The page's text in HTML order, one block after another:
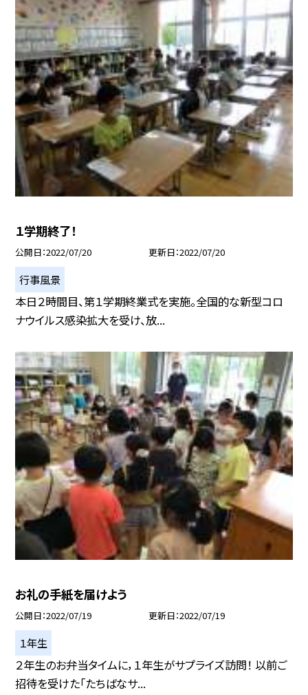
１学期終了！
公開日 2022/07/20 更新日 2022/07/20
行事風景
本日２時間目、第１学期終業式を実施。全国的な新型コロ
ナウイルス感染拡大を受け、放...
お礼の手紙を届けよう
公開日 2022/07/19 更新日 2022/07/19
１年生
２年生のお弁当タイムに，１年生がサプライズ訪問！ 以前ご
招待を受けた「たちばなサ...